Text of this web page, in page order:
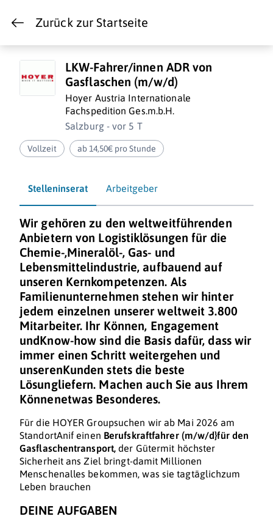
Zurück zur Startseite
LKW-Fahrer/innen ADR von
Gasflaschen (m/w/d)
Hoyer Austria Internationale
Fachspedition Ges.m.b.H.
Salzburg - vor 5 T
Vollzeit ab 14,50€ pro Stunde
Stelleninserat Arbeitgeber
Wir gehören zu den weltweitführenden
Anbietern von Logistiklösungen für die
Chemie-,Mineralöl-, Gas- und
Lebensmittelindustrie, aufbauend auf
unseren Kernkompetenzen. Als
Familienunternehmen stehen wir hinter
jedem einzelnen unserer weltweit 3.800
Mitarbeiter. Ihr Können, Engagement
undKnow-how sind die Basis dafür, dass wir
immer einen Schritt weitergehen und
unserenKunden stets die beste
Lösungliefern. Machen auch Sie aus Ihrem
Könnenetwas Besonderes.
Für die HOYER Groupsuchen wir ab Mai 2026 am
StandortAnif einen Berufskraftfahrer (m/w/d}für den
Gasflaschentransport,der Gütermit höchster
Sicherheit ans Ziel bringt-damit Millionen
Menschenalles bekommen, was sie tagtäglichzum
Leben brauchen
DEINE AUFGABEN